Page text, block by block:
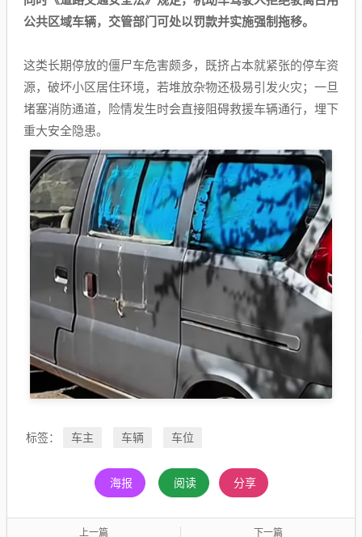
公共区域车辆，交管部门可处以罚款并实施强制拖移。
这类长期停放的僵尸车危害颇多，既挤占本就紧张的停车资
源，破坏小区居住环境，若堆放杂物还极易引发火灾；一旦
堵塞消防通道，险情发生时会直接阻碍救援车辆通行，埋下
重大安全隐患。
标签： 车主 车辆 车位
海报 阅读 分享
上一篇 下一篇